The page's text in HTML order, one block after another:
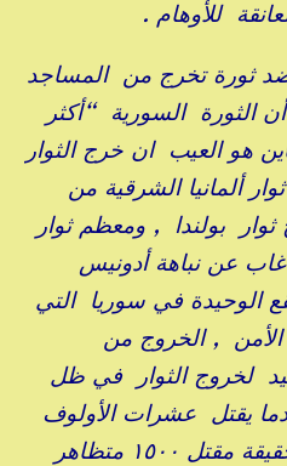
للأوهام .
ثورة تخرج من المساجد
السورية “أكثر
هو العيب ان خرج الثوار
ألمانيا الشرقية من
بولندا , ومعظم ثوار
عن نباهة أدونيس
الوحيدة في سوريا التي
, الخروج من
لخروج الثوار في ظل
يقتل عشرات الأولوف
, ولعل أدونيس يتذكر حقيقة مقتل ١٥٠٠ متظاهر